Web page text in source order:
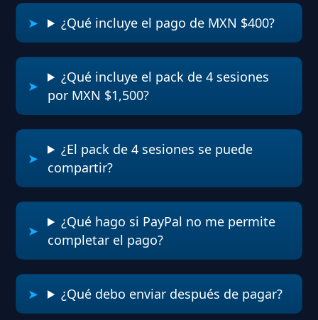
¿Qué incluye el pago de MXN $400?
¿Qué incluye el pack de 4 sesiones
por MXN $1,500?
¿El pack de 4 sesiones se puede
compartir?
¿Qué hago si PayPal no me permite
completar el pago?
¿Qué debo enviar después de pagar?